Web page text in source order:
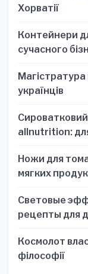
Хорватії
Контейнери
сучасного
Магістратура
українців
allnutrition:
Ножи для
мягких
Световые
рецепты для
Космолот
філософії